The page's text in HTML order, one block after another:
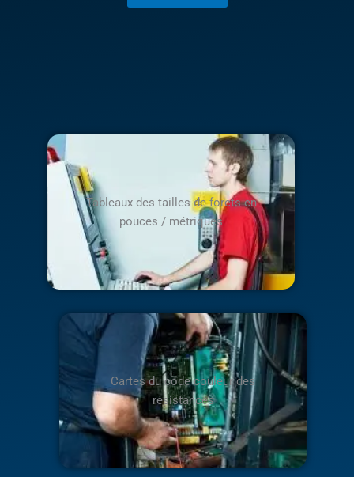
Tableaux des tailles de forets en
pouces / métriques
Cartes du code couleur des
résistances